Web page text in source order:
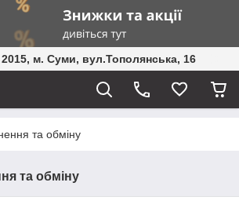
м. Суми, вул.Тополянська, 16
та обміну
та обміну